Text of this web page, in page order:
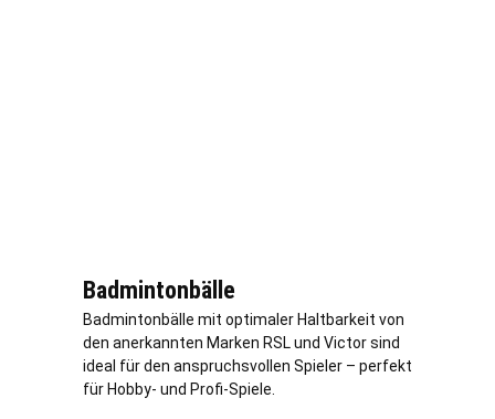
Badmintonbälle
Badmintonbälle mit optimaler Haltbarkeit von
den anerkannten Marken RSL und Victor sind
ideal für den anspruchsvollen Spieler – perfekt
für Hobby- und Profi-Spiele.